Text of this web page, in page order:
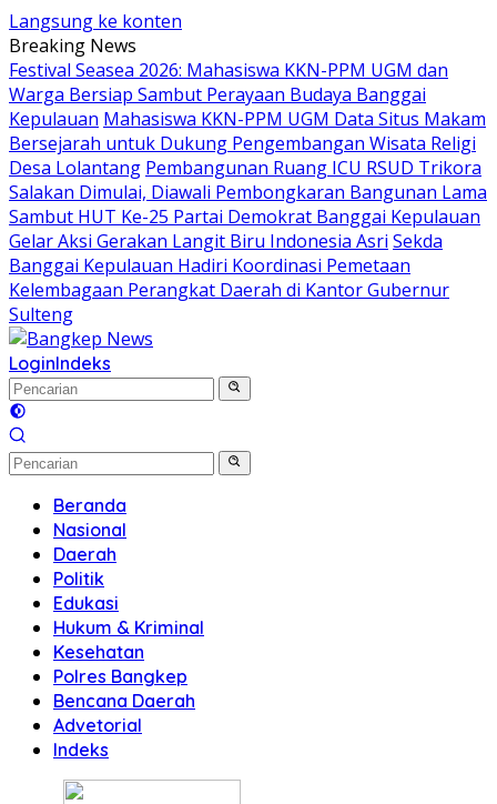
Langsung ke konten
Breaking News
Festival Seasea 2026: Mahasiswa KKN-PPM UGM dan
Warga Bersiap Sambut Perayaan Budaya Banggai
Kepulauan Mahasiswa KKN-PPM UGM Data Situs Makam
Bersejarah untuk Dukung Pengembangan Wisata Religi
Desa Lolantang Pembangunan Ruang ICU RSUD Trikora
Salakan Dimulai, Diawali Pembongkaran Bangunan Lama
Sambut HUT Ke-25 Partai Demokrat Banggai Kepulauan
Gelar Aksi Gerakan Langit Biru Indonesia Asri Sekda
Banggai Kepulauan Hadiri Koordinasi Pemetaan
Kelembagaan Perangkat Daerah di Kantor Gubernur
Sulteng
LoginIndeks
Beranda
Nasional
Daerah
Politik
Edukasi
Hukum & Kriminal
Kesehatan
Polres Bangkep
Bencana Daerah
Advetorial
Indeks